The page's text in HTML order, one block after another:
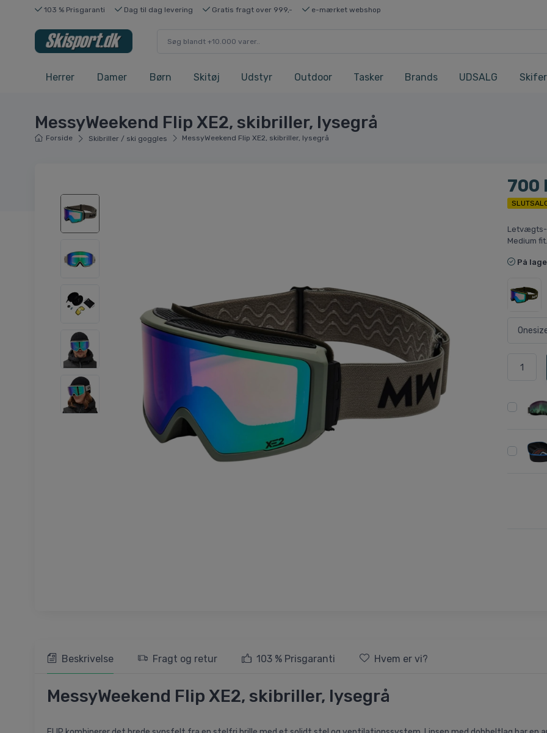
103 % Prisgaranti Dag til dag levering Gratis fragt over 999,- e-mærket webshop
Herrer Damer Børn Skitøj Udstyr Outdoor Tasker Brands UDSALG
MessyWeekend Flip XE2, skibriller, lysegrå
Forside Skibriller / ski goggles MessyWeekend Flip XE2, skibriller, lysegrå
700
Letvægts-
Medium fit.
På
Beskrivelse Fragt og retur 103 % Prisgaranti Hvem er vi?
MessyWeekend Flip XE2, skibriller, lysegrå